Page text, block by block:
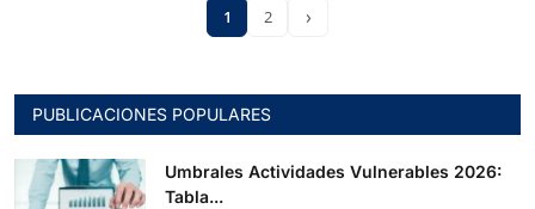
1 2 ›
PUBLICACIONES POPULARES
Umbrales Actividades Vulnerables 2026:
Tabla...